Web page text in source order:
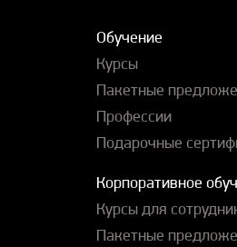
Обучение
Курсы
Пакетные
Профессии
Подарочные
Корпоративное
Курсы для
Пакетные